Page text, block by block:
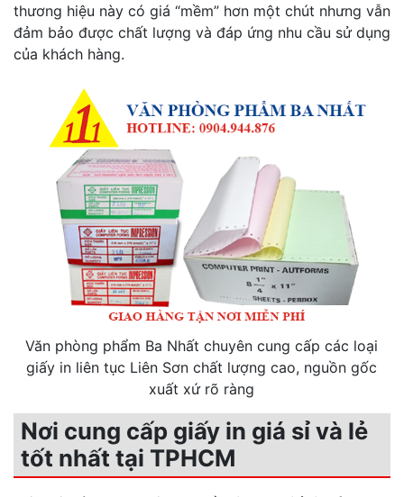
thương hiệu này có giá “mềm” hơn một chút nhưng vẫn
đảm bảo được chất lượng và đáp ứng nhu cầu sử dụng
của khách hàng.
Văn phòng phẩm Ba Nhất chuyên cung cấp các loại
giấy in liên tục Liên Sơn chất lượng cao, nguồn gốc
xuất xứ rõ ràng
Nơi cung cấp giấy in giá sỉ và lẻ
tốt nhất tại TPHCM